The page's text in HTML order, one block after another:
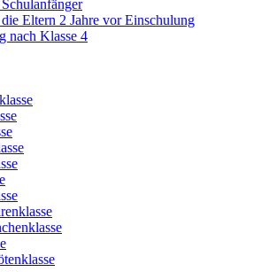
Eltern 2 Jahre vor Einschulung
nach Klasse 4